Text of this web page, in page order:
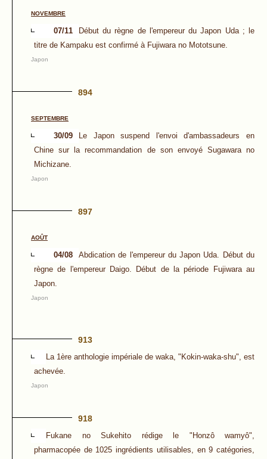
NOVEMBRE
07/11
Début du règne de l'empereur du Japon Uda ; le
titre de Kampaku est confirmé à Fujiwara no Mototsune.
Japon
894
SEPTEMBRE
30/09
Le Japon suspend l'envoi d'ambassadeurs en
Chine sur la recommandation de son envoyé Sugawara no
Michizane.
Japon
897
AOÛT
04/08
Abdication de l'empereur du Japon Uda. Début du
règne de l'empereur Daigo. Début de la période Fujiwara au
Japon.
Japon
913
La 1ère anthologie impériale de waka, "Kokin-waka-shu", est
achevée.
Japon
918
Fukane no Sukehito rédige le "Honzô wamyô",
pharmacopée de 1025 ingrédients utilisables, en 9 catégories,